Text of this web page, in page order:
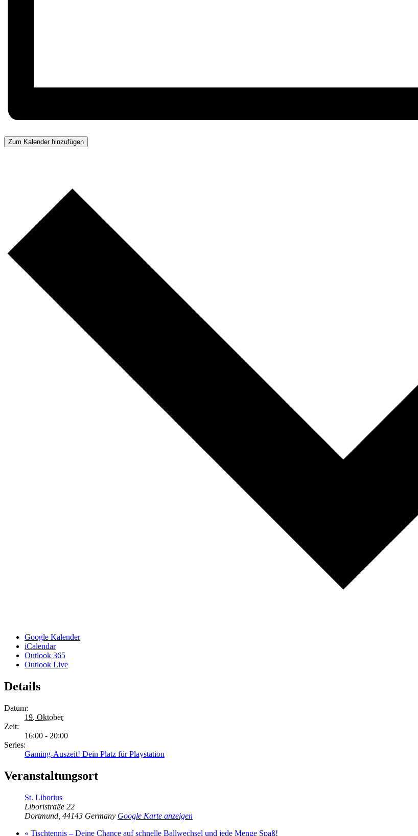
Zum Kalender hinzufügen
Google Kalender
iCalendar
Outlook 365
Outlook Live
Details
Datum:
19. Oktober
Zeit:
16:00 - 20:00
Series:
Gaming-Auszeit! Dein Platz für Playstation
Veranstaltungsort
St. Liborius
Liboristraße 22
Dortmund 44143 Germany Google Karte anzeigen
« Tischtennis – Deine Chance auf schnelle Ballwechsel und jede Menge Spaß!